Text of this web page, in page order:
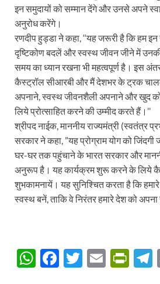
इन समुदायों को सम्‍मान देंगे और उनसे अपने
अनुरोध करेंगे।
रणदीप हुड्डा ने कहा, ‘‘यह जरूरी है कि हम
दृष्टिकोण बदलें और स्वस्थ जीवन जीने में
समय का ध्यान रखना भी महत्वपूर्ण है। इस
कैस्ट्रॉल सीआरबी और मैं देशभर के ट्रक
अपनाने, स्वस्थ जीवनशैली अपनाने और खुद
लिये प्रोत्साहित करने की उम्मीद करते हैं।’’
श्रीपद नाईक, माननीय राज्‍यमंत्री (स्‍वतंत्र
सरकार ने कहा, ”यह प्रोग्राम योग को
घर-घर तक पहुंचाने के भारत सरकार और
अनुरूप है। यह कार्यक्रम शुरू करने के लिये
शुभकामनायें। यह सुनिश्चित करता है कि
स्‍वस्‍थ बनें, ताकि वे निरंतर हमारे देश को
W F
T
E
P